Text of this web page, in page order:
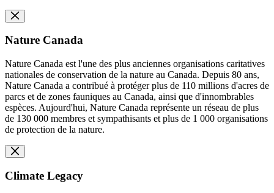
Nature Canada
Nature Canada est l'une des plus anciennes organisations caritatives
nationales de conservation de la nature au Canada. Depuis 80 ans,
Nature Canada a contribué à protéger plus de 110 millions d'acres de
parcs et de zones fauniques au Canada, ainsi que d'innombrables
espèces. Aujourd'hui, Nature Canada représente un réseau de plus
de 130 000 membres et sympathisants et plus de 1 000 organisations
de protection de la nature.
Climate Legacy